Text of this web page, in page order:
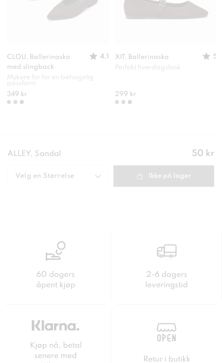
CLOU, Ballerinasko
med slingback
4.1
Mykere for for en behagelig
passform
349 kr
XIT, Ballerinasko
5
Perfekt hverdagslook
299 kr
ALLEY, Sandal Pris:
50 kr
Velg en Størrelse Ikke på lager
60 dagers
åpent kjøp
2-6 dagers
leveringstid
Kjøp nå, betal
senere med
Retur i butikk